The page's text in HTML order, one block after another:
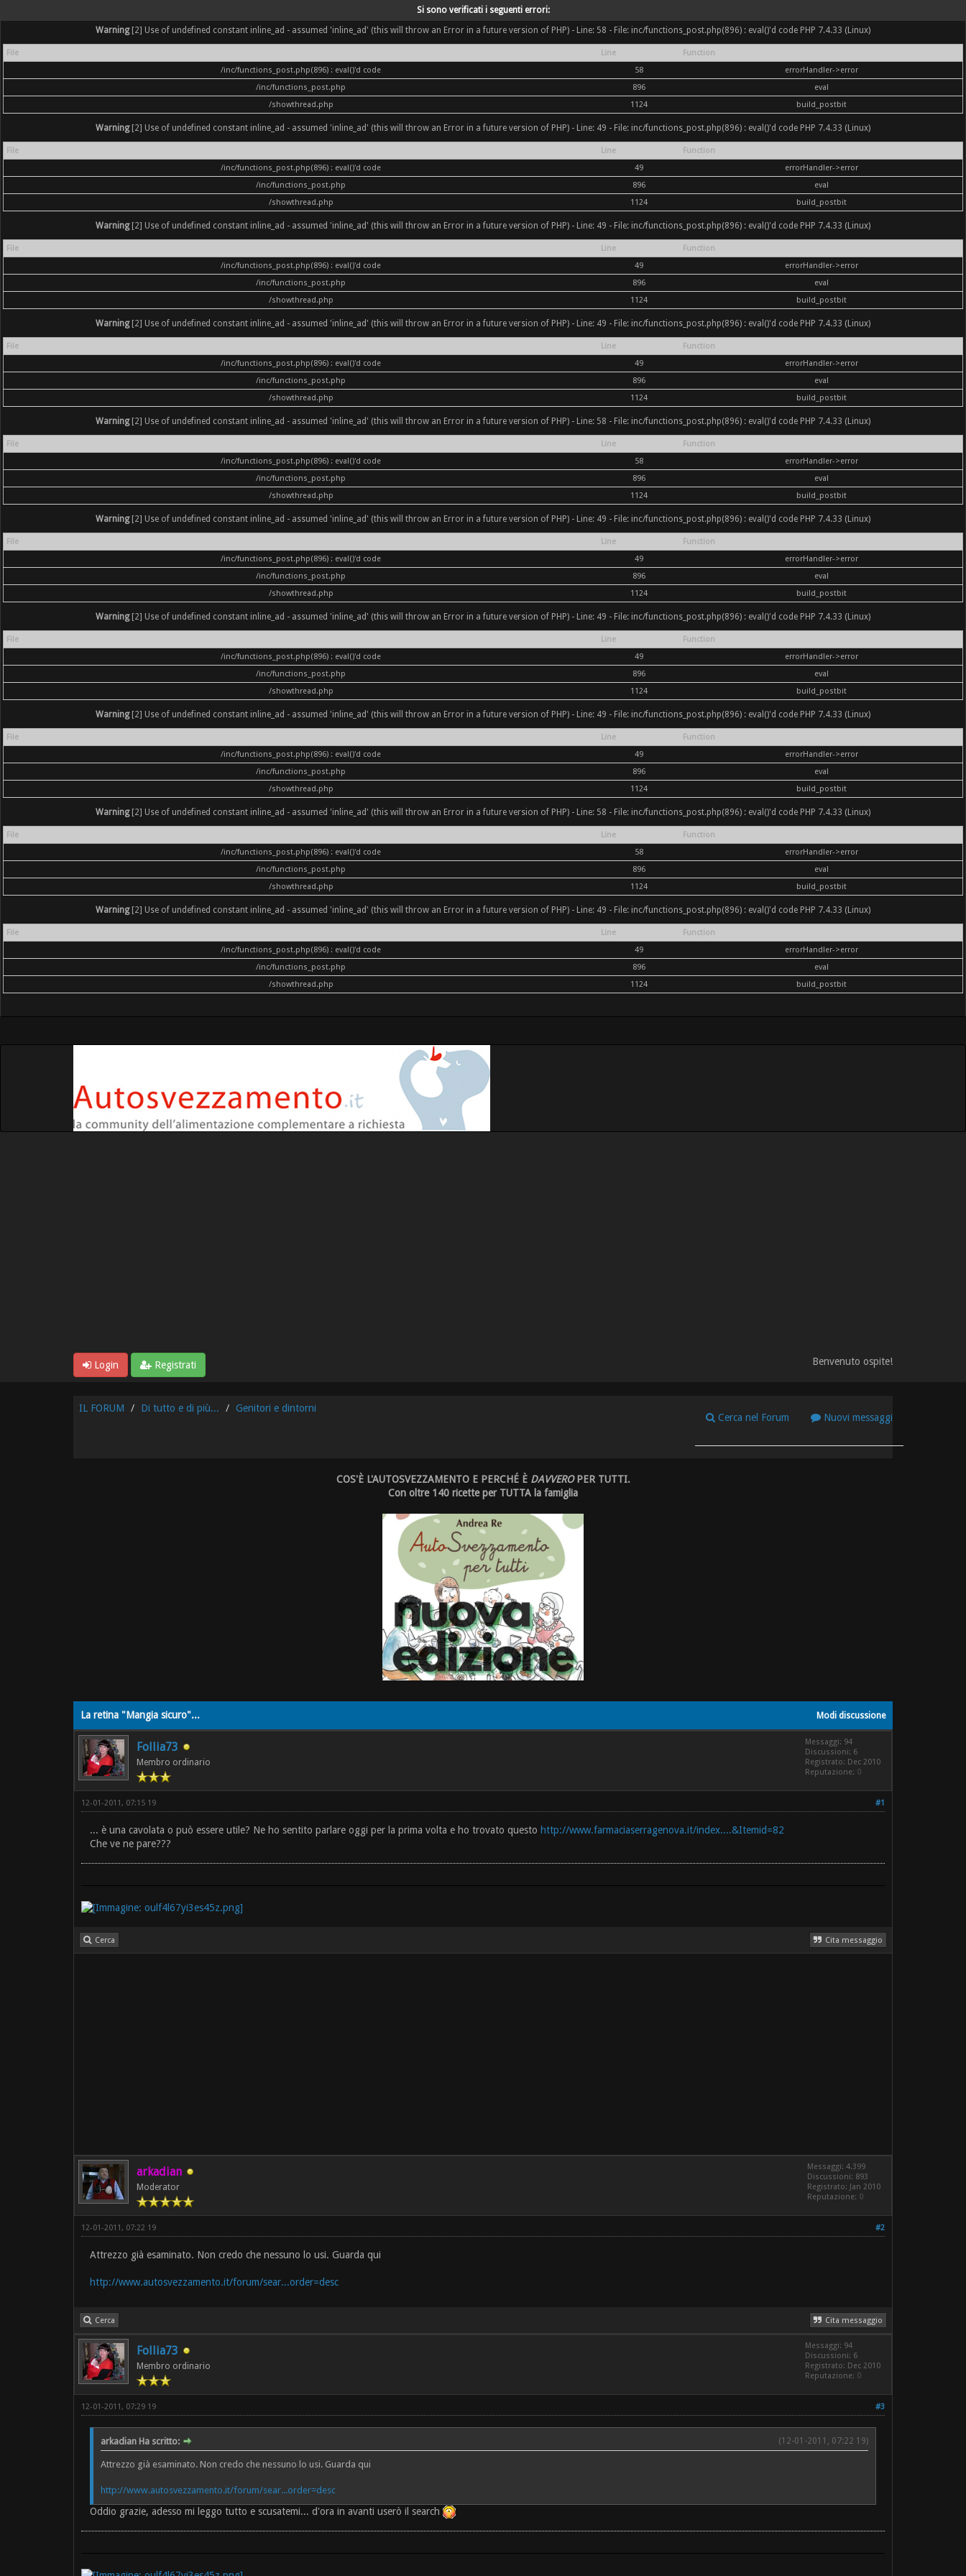
Si sono verificati i seguenti errori:
Warning[2] Use of undefined constant inline_ad - assumed 'inline_ad' (this will throw an Error in a future version of PHP) - Line: 58 - File: inc/functions_post.php(896) : eval()'d code PHP 7.4.33 (Linux)
File Line
Function
/inc/functions_post.php(896) : eval()'d code
58
errorHandler->error
/inc/functions_post.php
896
eval
/showthread.php
1124 build_postbit
Warning[2] Use of undefined constant inline_ad - assumed 'inline_ad' (this will throw an Error in a future version of PHP) - Line: 49 - File: inc/functions_post.php(896) : eval()'d code PHP 7.4.33 (Linux)
File Line
Function
/inc/functions_post.php(896) : eval()'d code
49
errorHandler->error
/inc/functions_post.php
896
eval
/showthread.php
1124 build_postbit
Warning[2] Use of undefined constant inline_ad - assumed 'inline_ad' (this will throw an Error in a future version of PHP) - Line: 49 - File: inc/functions_post.php(896) : eval()'d code PHP 7.4.33 (Linux)
File Line
Function
/inc/functions_post.php(896) : eval()'d code
49
errorHandler->error
/inc/functions_post.php
896
eval
/showthread.php
1124 build_postbit
Warning[2] Use of undefined constant inline_ad - assumed 'inline_ad' (this will throw an Error in a future version of PHP) - Line: 49 - File: inc/functions_post.php(896) : eval()'d code PHP 7.4.33 (Linux)
File Line
Function
/inc/functions_post.php(896) : eval()'d code
49
errorHandler->error
/inc/functions_post.php
896
eval
/showthread.php
1124 build_postbit
Warning[2] Use of undefined constant inline_ad - assumed 'inline_ad' (this will throw an Error in a future version of PHP) - Line: 58 - File: inc/functions_post.php(896) : eval()'d code PHP 7.4.33 (Linux)
File Line
Function
/inc/functions_post.php(896) : eval()'d code
58
errorHandler->error
/inc/functions_post.php
896
eval
/showthread.php
1124 build_postbit
Warning[2] Use of undefined constant inline_ad - assumed 'inline_ad' (this will throw an Error in a future version of PHP) - Line: 49 - File: inc/functions_post.php(896) : eval()'d code PHP 7.4.33 (Linux)
File Line
Function
/inc/functions_post.php(896) : eval()'d code
49
errorHandler->error
/inc/functions_post.php
896
eval
/showthread.php
1124 build_postbit
Warning[2] Use of undefined constant inline_ad - assumed 'inline_ad' (this will throw an Error in a future version of PHP) - Line: 49 - File: inc/functions_post.php(896) : eval()'d code PHP 7.4.33 (Linux)
File Line
Function
/inc/functions_post.php(896) : eval()'d code
49
errorHandler->error
/inc/functions_post.php
896
eval
/showthread.php
1124 build_postbit
Warning[2] Use of undefined constant inline_ad - assumed 'inline_ad' (this will throw an Error in a future version of PHP) - Line: 49 - File: inc/functions_post.php(896) : eval()'d code PHP 7.4.33 (Linux)
File Line
Function
/inc/functions_post.php(896) : eval()'d code
49
errorHandler->error
/inc/functions_post.php
896
eval
/showthread.php
1124 build_postbit
Warning[2] Use of undefined constant inline_ad - assumed 'inline_ad' (this will throw an Error in a future version of PHP) - Line: 58 - File: inc/functions_post.php(896) : eval()'d code PHP 7.4.33 (Linux)
File Line
Function
/inc/functions_post.php(896) : eval()'d code
58
errorHandler->error
/inc/functions_post.php
896
eval
/showthread.php
1124 build_postbit
Warning[2] Use of undefined constant inline_ad - assumed 'inline_ad' (this will throw an Error in a future version of PHP) - Line: 49 - File: inc/functions_post.php(896) : eval()'d code PHP 7.4.33 (Linux)
File Line
Function
/inc/functions_post.php(896) : eval()'d code
49
errorHandler->error
/inc/functions_post.php
896
eval
/showthread.php
1124 build_postbit
Login Registrati Benvenuto ospite!
Cerca nel Forum Nuovi messaggi
IL FORUM Di tutto e di più... Genitori e dintorni
COS'È L'AUTOSVEZZAMENTO E PERCHÉ È DAVVEROPER TUTTI.
Con oltre 140 ricette per TUTTA la famiglia
Modi discussione
La retina "Mangia sicuro"...
Follia73
Membro ordinario
Messaggi: 94
Discussioni: 6
Registrato: Dec 2010
Reputazione: 0
#1
12-01-2011, 07:15 19
... è una cavolata o può essere utile? Ne ho sentito parlare oggi per la prima volta e ho trovato questo http://www.farmaciaserragenova.it/index....&Itemid=82
Che ve ne pare???
Cerca Cita messaggio
arkadian
Moderator
Messaggi: 4.399
Discussioni: 893
Registrato: Jan 2010
Reputazione: 0
#2
12-01-2011, 07:22 19
Attrezzo già esaminato. Non credo che nessuno lo usi. Guarda qui
http://www.autosvezzamento.it/forum/sear...order=desc
Cerca Cita messaggio
Follia73
Membro ordinario
Messaggi: 94
Discussioni: 6
Registrato: Dec 2010
Reputazione: 0
#3
12-01-2011, 07:29 19
(12-01-2011, 07:22 19)
arkadian Ha scritto:
Attrezzo già esaminato. Non credo che nessuno lo usi. Guarda qui
http://www.autosvezzamento.it/forum/sear...order=desc
Oddio grazie, adesso mi leggo tutto e scusatemi... d'ora in avanti userò il search